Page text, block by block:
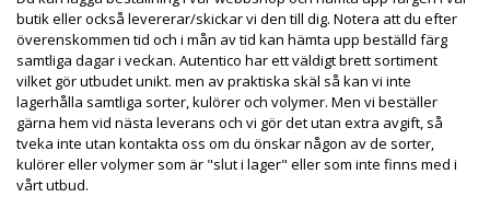
butik eller också levererar/skickar vi den till dig. Notera att du efter
överenskommen tid och i mån av tid kan hämta upp beställd färg
samtliga dagar i veckan. Autentico har ett väldigt brett sortiment
vilket gör utbudet unikt. men av praktiska skäl så kan vi inte
lagerhålla samtliga sorter, kulörer och volymer. Men vi beställer
gärna hem vid nästa leverans och vi gör det utan extra avgift, så
tveka inte utan kontakta oss om du önskar någon av de sorter,
kulörer eller volymer som är "slut i lager" eller som inte finns med i
vårt utbud.